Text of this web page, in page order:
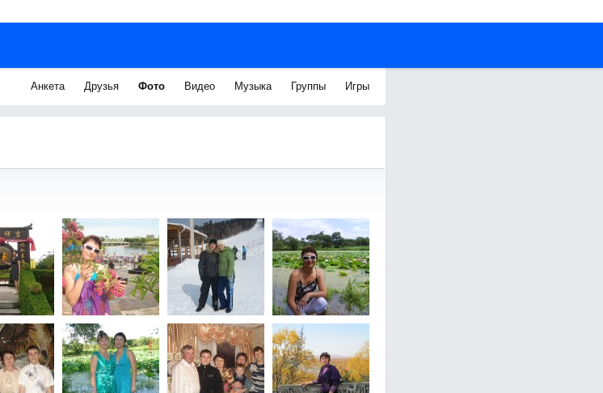
Анкета Друзья Фото Видео Музыка Группы Игры